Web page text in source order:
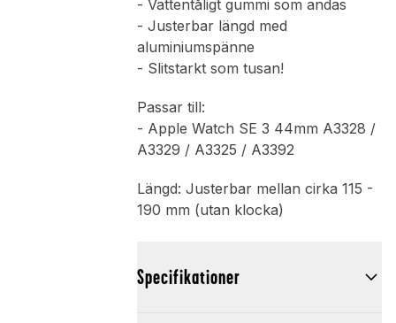
- Vattentåligt gummi som andas
- Justerbar längd med
aluminiumspänne
- Slitstarkt som tusan!
Passar till:
- Apple Watch SE 3 44mm A3328 /
A3329 / A3325 / A3392
Längd: Justerbar mellan cirka 115 -
190 mm (utan klocka)
Specifikationer